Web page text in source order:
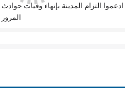
ادعموا التزام المدينة بإنهاء وفيات حوادث
المرور